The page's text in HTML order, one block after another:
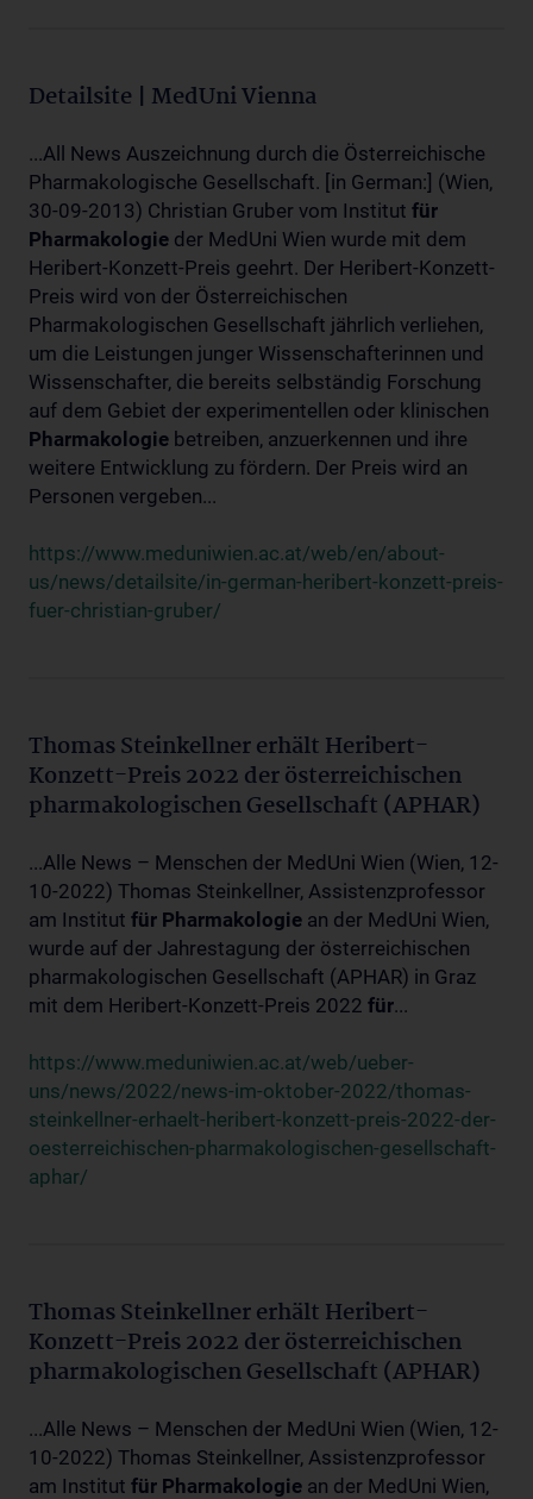
Detailsite | MedUni Vienna
...All News Auszeichnung durch die Österreichische
Pharmakologische Gesellschaft. [in German:] (Wien,
30-09-2013) Christian Gruber vom Institut für
Pharmakologie der MedUni Wien wurde mit dem
Heribert-Konzett-Preis geehrt. Der Heribert-Konzett-
Preis wird von der Österreichischen
Pharmakologischen Gesellschaft jährlich verliehen,
um die Leistungen junger Wissenschafterinnen und
Wissenschafter, die bereits selbständig Forschung
auf dem Gebiet der experimentellen oder klinischen
Pharmakologie betreiben, anzuerkennen und ihre
weitere Entwicklung zu fördern. Der Preis wird an
Personen vergeben...
https://www.meduniwien.ac.at/web/en/about-
us/news/detailsite/in-german-heribert-konzett-preis-
fuer-christian-gruber/
Thomas Steinkellner erhält Heribert-
Konzett-Preis 2022 der österreichischen
pharmakologischen Gesellschaft (APHAR)
...Alle News – Menschen der MedUni Wien (Wien, 12-
10-2022) Thomas Steinkellner, Assistenzprofessor
am Institut für Pharmakologie an der MedUni Wien,
wurde auf der Jahrestagung der österreichischen
pharmakologischen Gesellschaft (APHAR) in Graz
mit dem Heribert-Konzett-Preis 2022 für...
https://www.meduniwien.ac.at/web/ueber-
uns/news/2022/news-im-oktober-2022/thomas-
steinkellner-erhaelt-heribert-konzett-preis-2022-der-
oesterreichischen-pharmakologischen-gesellschaft-
aphar/
Thomas Steinkellner erhält Heribert-
Konzett-Preis 2022 der österreichischen
pharmakologischen Gesellschaft (APHAR)
...Alle News – Menschen der MedUni Wien (Wien, 12-
10-2022) Thomas Steinkellner, Assistenzprofessor
am Institut für Pharmakologie an der MedUni Wien,